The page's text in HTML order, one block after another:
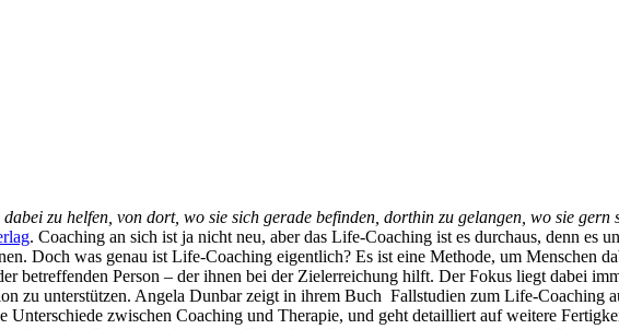
zu helfen, von dort, wo sie sich gerade befinden, dorthin zu gelangen, wo sie gern
. Coaching an sich ist ja nicht neu, aber das Life-Coaching ist es durchaus, denn es
Doch was genau ist Life-Coaching eigentlich? Es ist eine Methode, um Menschen
betreffenden Person – der ihnen bei der Zielerreichung hilft. Der Fokus liegt dabei
zu unterstützen. Angela Dunbar zeigt in ihrem Buch Fallstudien zum Life-Coaching
Unterschiede zwischen Coaching und Therapie, und geht detailliert auf weitere